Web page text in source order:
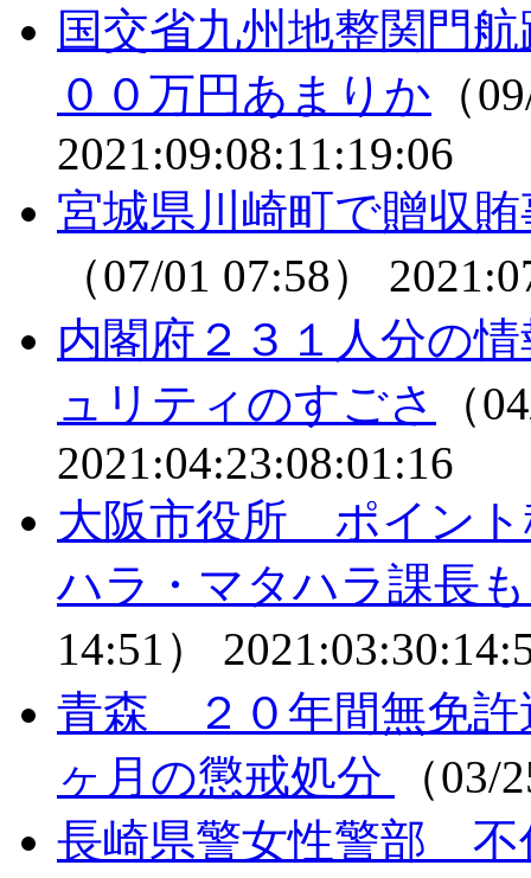
国交省九州地整関門
００万円あまりか （
2021:09:08:11:19:06
宮城県川崎町で贈収
（07/01 07:58）
内閣府２３１人分の
ュリティのすごさ
（
2021:04:23:08:01:16
大阪市役所 ポイン
ハラ・マタハラ課長
14:51）
青森 ２０年間無免
ヶ月の懲戒処分
（
長崎県警女性警部 不